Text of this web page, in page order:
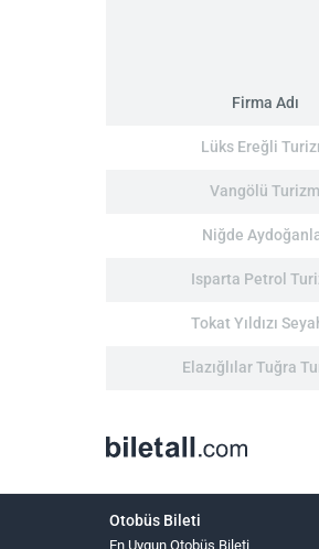
Firma Adı
Lüks Ereğli
Vangölü Turizm
Niğde
Isparta Petrol
Tokat Yıldızı
Elazığlılar Tuğra
Otobüs Bileti
En Uygun Otobüs Bileti